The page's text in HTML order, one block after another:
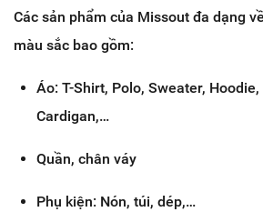
Các sản phẩm của Missout đa dạng
màu sắc bao gồm:
Áo: T-Shirt, Polo, Sweater,
Cardigan,…
Quần, chân váy
Phụ kiện: Nón, túi, dép,…